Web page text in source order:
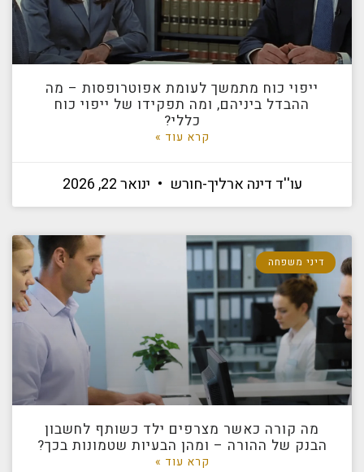
ייפוי כוח מתמשך לעומת אפוטרופסות – מה
ההבדל ביניהם, ומה תפקידו של ייפוי כוח
כללי?
קרא עוד »
עו''ד דינה ארליך-חורש ינואר 22, 2026
דיני משפחה
מה קורה כאשר מצרפים ילד כשותף לחשבון
הבנק של ההורה – ומהן הבעיות שטמונות בכך?
קרא עוד »